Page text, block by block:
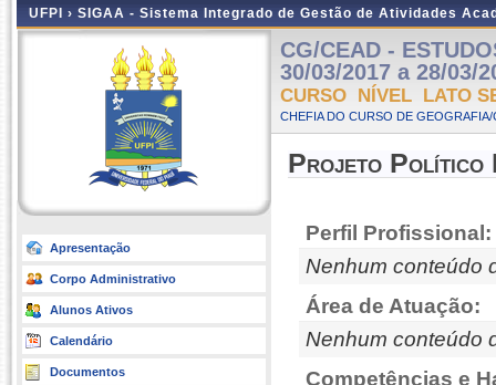
UFPI › SIGAA - Sistema Integrado de Gestão de Atividades
Apresentação
Corpo Administrativo
Alunos Ativos
Calendário
Documentos
CG/CEAD -
30/03/2017 a 28/03/
CURSO NÍVEL LATO
CHEFIA DO CURSO DE
Projeto Político
Perfil Profissional:
Nenhum conteúdo
Área de Atuação:
Nenhum conteúdo
Competências e